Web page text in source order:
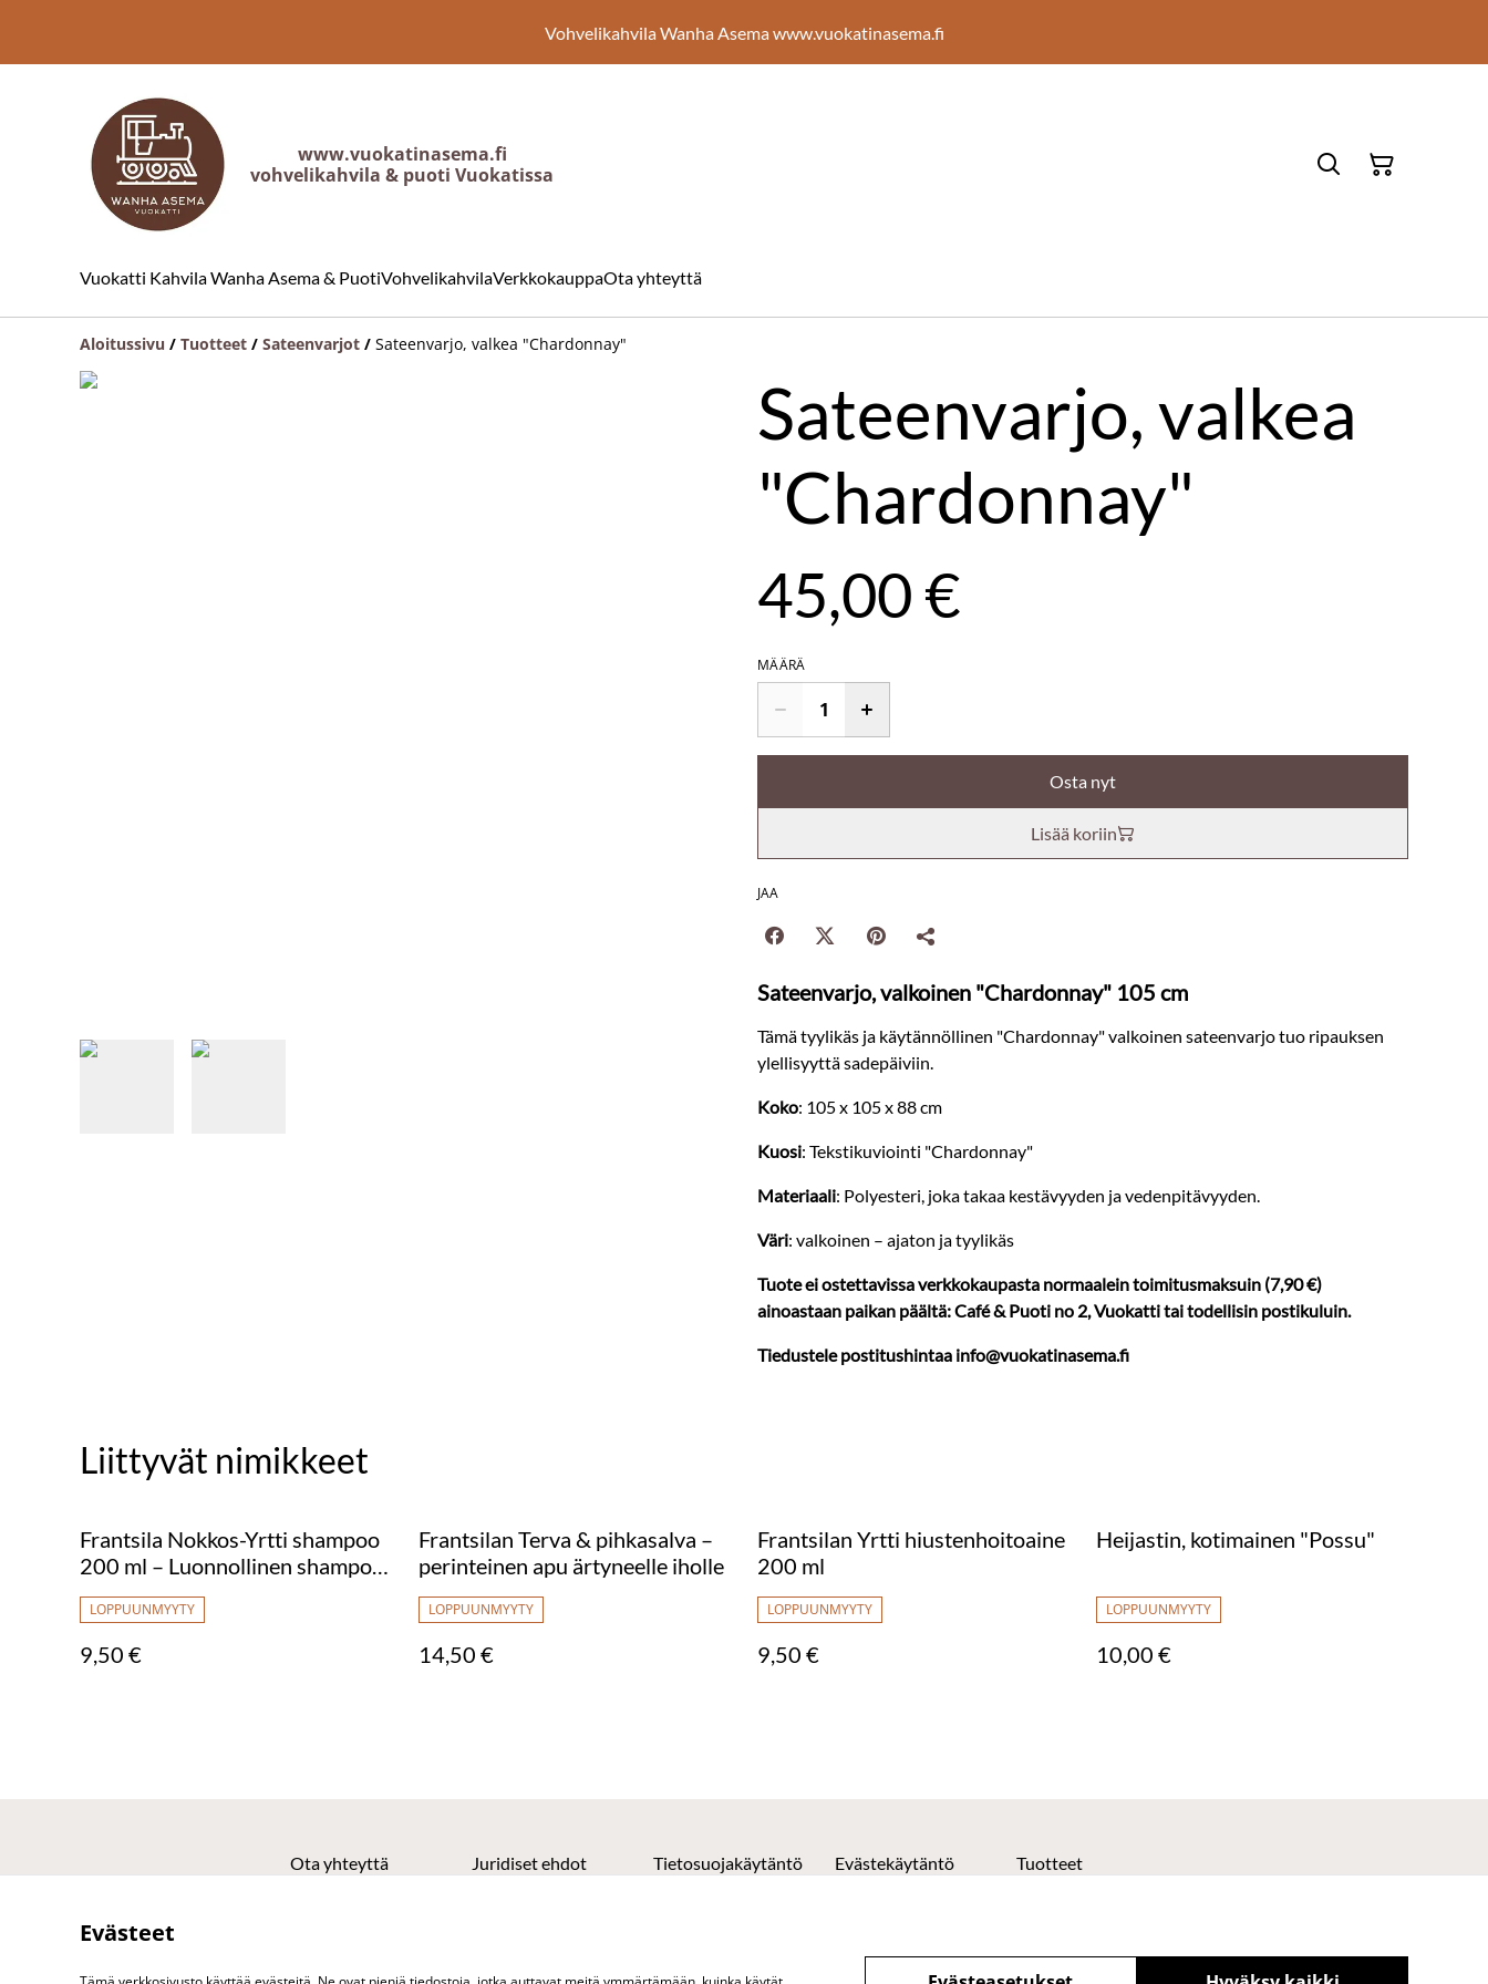
Vohvelikahvila Wanha Asema www.vuokatinasema.fi
www.vuokatinasema.fi
vohvelikahvila & puoti Vuokatissa
Vuokatti Kahvila Wanha Asema & PuotiVohvelikahvilaVerkkokauppaOta yhteyttä
Aloitussivu / Tuotteet / Sateenvarjot / Sateenvarjo, valkea "Chardonnay"
Sateenvarjo, valkea
"Chardonnay"
45,00 €
MÄÄRÄ
Osta nyt
Lisää koriin
JAA
Sateenvarjo, valkoinen "Chardonnay" 105 cm
Tämä tyylikäs ja käytännöllinen "Chardonnay" valkoinen sateenvarjo tuo ripauksen
ylellisyyttä sadepäiviin.
Koko: 105 x 105 x 88 cm
Kuosi: Tekstikuviointi "Chardonnay"
Materiaali: Polyesteri, joka takaa kestävyyden ja vedenpitävyyden.
Väri: valkoinen – ajaton ja tyylikäs
Tuote ei ostettavissa verkkokaupasta normaalein toimitusmaksuin (7,90 €)
ainoastaan paikan päältä: Café & Puoti no 2, Vuokatti tai todellisin postikuluin.
Tiedustele postitushintaa info@vuokatinasema.fi
Liittyvät nimikkeet
Frantsila Nokkos-Yrtti shampoo
200 ml – Luonnollinen shampoo
koko perheelle
LOPPUUNMYYTY
9,50 €
Frantsilan Terva & pihkasalva –
perinteinen apu ärtyneelle iholle
LOPPUUNMYYTY
14,50 €
Frantsilan Yrtti hiustenhoitoaine
200 ml
LOPPUUNMYYTY
9,50 €
Heijastin, kotimainen "Possu"
LOPPUUNMYYTY
10,00 €
Ota yhteyttä Juridiset ehdot Tietosuojakäytäntö Evästekäytäntö Tuotteet
Evästeet